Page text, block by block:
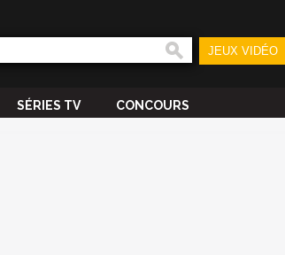
JEUX VIDÉO
SÉRIES TV CONCOURS